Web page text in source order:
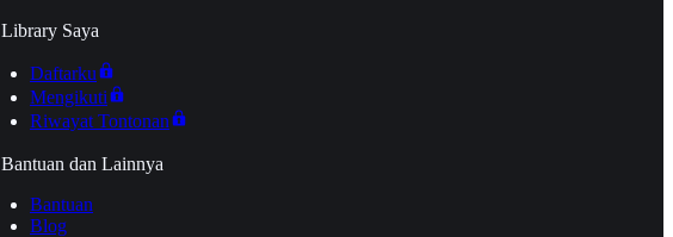
Library Saya
Daftarku
Mengikuti
Riwayat Tontonan
Bantuan dan Lainnya
Bantuan
Blog